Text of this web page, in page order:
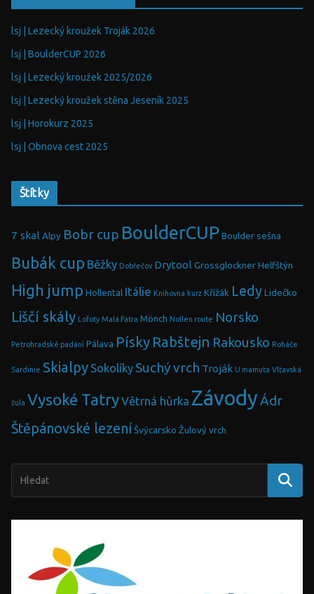
lsj | Lezecký kroužek Troják 2026
lsj | BoulderCUP 2026
lsj | Lezecký kroužek 2025/2026
lsj | Lezecký kroužek stěna Jeseník 2025
lsj | Horokurz 2025
lsj | Obnova cest 2025
Štítky
7 skal Alpy Bobr cup BoulderCUP Boulder sešna
Bubák cup Běžky Dobřečov Drytool Grossglockner Helfštýn
High jump Hollental Itálie Knihovna kurz Křížák Ledy Lidečko
Liščí skály Lofoty Malá Fatra Mönch Nollen route Norsko
Petrohradské padání Pálava Písky Rabštejn Rakousko Roháče
Sardinie Skialpy Sokolíky Suchý vrch Troják U mamuta Vltavská
žula Vysoké TatryVětrná hůrka ZávodyÁdr
Štěpánovské lezení Švýcarsko Žulový vrch